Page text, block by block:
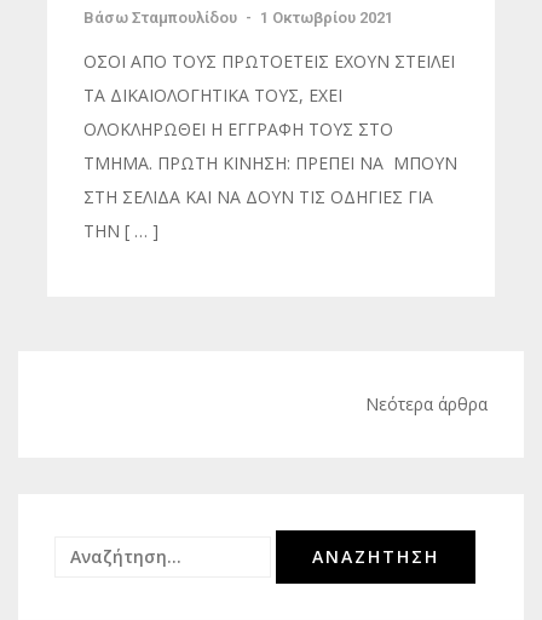
Βάσω Σταμπουλίδου - 1 Οκτωβρίου 2021
ΟΣΟΙ ΑΠΟ ΤΟΥΣ ΠΡΩΤΟΕΤΕΙΣ ΕΧΟΥΝ ΣΤΕΙΛΕΙ
ΤΑ ΔΙΚΑΙΟΛΟΓΗΤΙΚΑ ΤΟΥΣ, ΕΧΕΙ
ΟΛΟΚΛΗΡΩΘΕΙ Η ΕΓΓΡΑΦΗ ΤΟΥΣ ΣΤΟ
ΤΜΗΜΑ. ΠΡΩΤΗ ΚΙΝΗΣΗ: ΠΡΕΠΕΙ ΝΑ ΜΠΟΥΝ
ΣΤΗ ΣΕΛΙΔΑ ΚΑΙ ΝΑ ΔΟΥΝ ΤΙΣ ΟΔΗΓΙΕΣ ΓΙΑ
ΤΗΝ [ … ]
Νεότερα άρθρα
Αναζήτηση